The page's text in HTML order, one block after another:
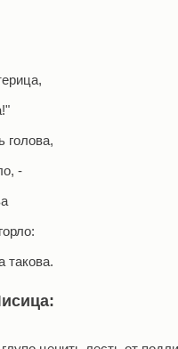
голова,
-
такова.